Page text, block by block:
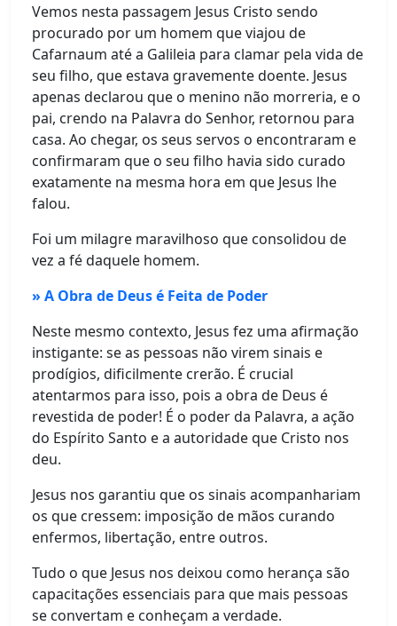
Vemos nesta passagem Jesus Cristo sendo
procurado por um homem que viajou de
Cafarnaum até a Galileia para clamar pela vida de
seu filho, que estava gravemente doente. Jesus
apenas declarou que o menino não morreria, e o
pai, crendo na Palavra do Senhor, retornou para
casa. Ao chegar, os seus servos o encontraram e
confirmaram que o seu filho havia sido curado
exatamente na mesma hora em que Jesus lhe
falou.
Foi um milagre maravilhoso que consolidou de
vez a fé daquele homem.
» A Obra de Deus é Feita de Poder
Neste mesmo contexto, Jesus fez uma afirmação
instigante: se as pessoas não virem sinais e
prodígios, dificilmente crerão. É crucial
atentarmos para isso, pois a obra de Deus é
revestida de poder! É o poder da Palavra, a ação
do Espírito Santo e a autoridade que Cristo nos
deu.
Jesus nos garantiu que os sinais acompanhariam
os que cressem: imposição de mãos curando
enfermos, libertação, entre outros.
Tudo o que Jesus nos deixou como herança são
capacitações essenciais para que mais pessoas
se convertam e conheçam a verdade.